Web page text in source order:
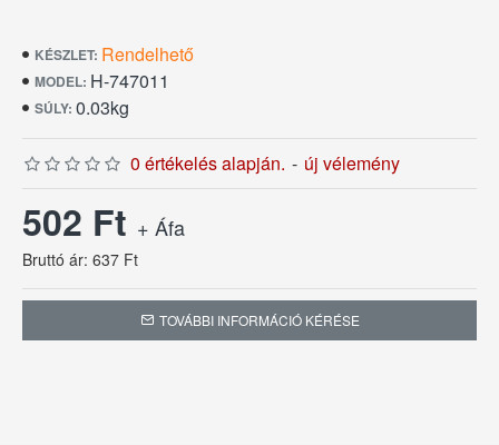
használójában, ezt a teáskanalat is öt év pótlási
garanciával kínáljuk.
KÉSZLET: Rendelhető
MODEL: H-747011
SÚLY: 0.03kg
0 értékelés alapján. - új vélemény
502 Ft + Áfa
Bruttó ár: 637 Ft
TOVÁBBI INFORMÁCIÓ KÉRÉSE